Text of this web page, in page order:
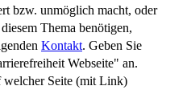
bzw. unmöglich macht, oder
Thema benötigen,
Kontakt. Geben Sie
Webseite" an.
welcher Seite (mit Link)